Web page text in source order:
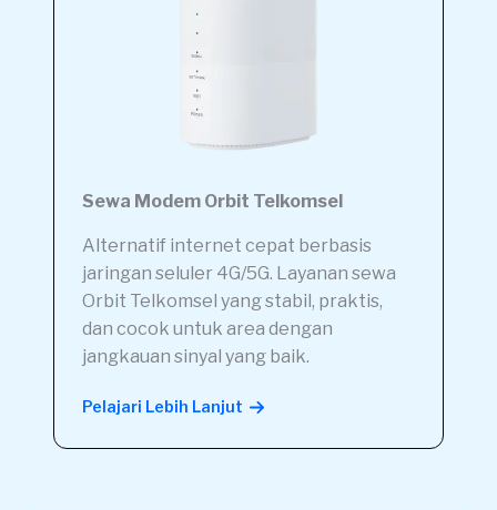
Sewa Modem Orbit Telkomsel
Alternatif internet cepat berbasis
jaringan seluler 4G/5G. Layanan sewa
Orbit Telkomsel yang stabil, praktis,
dan cocok untuk area dengan
jangkauan sinyal yang baik.
Pelajari Lebih Lanjut